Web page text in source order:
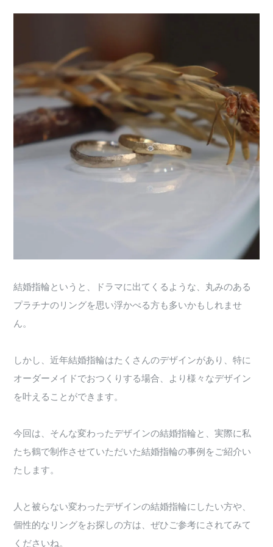
結婚指輪というと、ドラマに出てくるような、丸みのある
プラチナのリングを思い浮かべる方も多いかもしれませ
ん。
しかし、近年結婚指輪はたくさんのデザインがあり、特に
オーダーメイドでおつくりする場合、より様々なデザイン
を叶えることができます。
今回は、そんな変わったデザインの結婚指輪と、実際に私
たち鶴で制作させていただいた結婚指輪の事例をご紹介い
たします。
人と被らない変わったデザインの結婚指輪にしたい方や、
個性的なリングをお探しの方は、ぜひご参考にされてみて
くださいね。